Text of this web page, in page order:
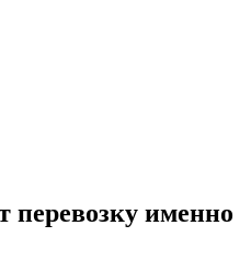
перевозку именно